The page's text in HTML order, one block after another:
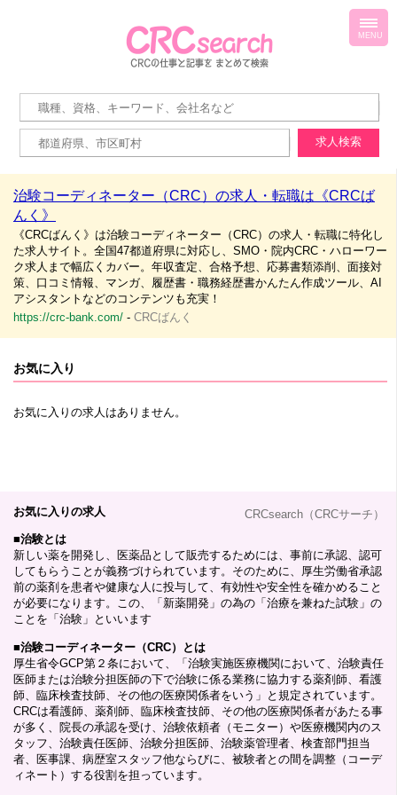
治験コーディネーター（CRC）の求人・転職は《CRCば
んく》
《CRCばんく》は治験コーディネーター（CRC）の求人・転職に特化し
た求人サイト。全国47都道府県に対応し、SMO・院内CRC・ハローワー
ク求人まで幅広くカバー。年収査定、合格予想、応募書類添削、面接対
策、口コミ情報、マンガ、履歴書・職務経歴書かんたん作成ツール、AI
アシスタントなどのコンテンツも充実！
https://crc-bank.com/ - CRCばんく
お気に入り
お気に入りの求人はありません。
CRCsearch（CRCサーチ）
お気に入りの求人
■治験とは
新しい薬を開発し、医薬品として販売するためには、事前に承認、認可
してもらうことが義務づけられています。そのために、厚生労働省承認
前の薬剤を患者や健康な人に投与して、有効性や安全性を確かめること
が必要になります。この、「新薬開発」の為の「治療を兼ねた試験」の
ことを「治験」といいます
■治験コーディネーター（CRC）とは
厚生省令GCP第２条において、「治験実施医療機関において、治験責任
医師または治験分担医師の下で治験に係る業務に協力する薬剤師、看護
師、臨床検査技師、その他の医療関係者をいう」と規定されています。
CRCは看護師、薬剤師、臨床検査技師、その他の医療関係者があたる事
が多く、院長の承認を受け、治験依頼者（モニター）や医療機関内のス
タッフ、治験責任医師、治験分担医師、治験薬管理者、検査部門担当
者、医事課、病歴室スタッフ他ならびに、被験者との間を調整（コーデ
ィネート）する役割を担っています。
MENU